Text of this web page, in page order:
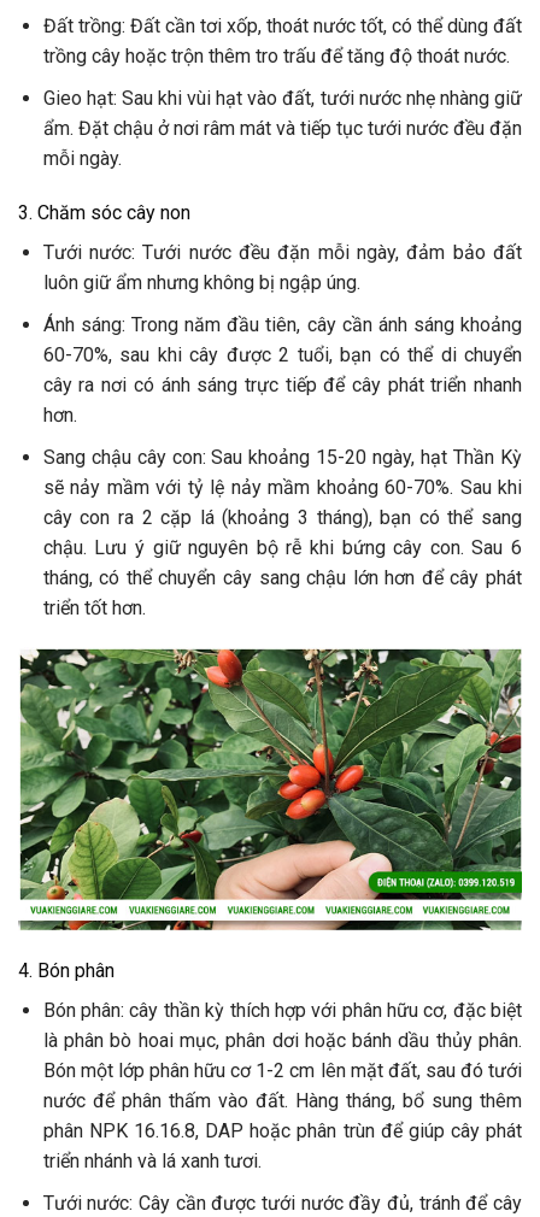
Đất trồng: Đất cần tơi xốp, thoát nước tốt, có thể dùng đất
trồng cây hoặc trộn thêm tro trấu để tăng độ thoát nước.
Gieo hạt: Sau khi vùi hạt vào đất, tưới nước nhẹ nhàng giữ
ẩm. Đặt chậu ở nơi râm mát và tiếp tục tưới nước đều đặn
mỗi ngày.
3. Chăm sóc cây non
Tưới nước: Tưới nước đều đặn mỗi ngày, đảm bảo đất
luôn giữ ẩm nhưng không bị ngập úng.
Ánh sáng: Trong năm đầu tiên, cây cần ánh sáng khoảng
60-70%, sau khi cây được 2 tuổi, bạn có thể di chuyển
cây ra nơi có ánh sáng trực tiếp để cây phát triển nhanh
hơn.
Sang chậu cây con: Sau khoảng 15-20 ngày, hạt Thần Kỳ
sẽ nảy mầm với tỷ lệ nảy mầm khoảng 60-70%. Sau khi
cây con ra 2 cặp lá (khoảng 3 tháng), bạn có thể sang
chậu. Lưu ý giữ nguyên bộ rễ khi bứng cây con. Sau 6
tháng, có thể chuyển cây sang chậu lớn hơn để cây phát
triển tốt hơn.
4. Bón phân
Bón phân: cây thần kỳ thích hợp với phân hữu cơ, đặc biệt
là phân bò hoai mục, phân dơi hoặc bánh dầu thủy phân.
Bón một lớp phân hữu cơ 1-2 cm lên mặt đất, sau đó tưới
nước để phân thấm vào đất. Hàng tháng, bổ sung thêm
phân NPK 16.16.8, DAP hoặc phân trùn để giúp cây phát
triển nhánh và lá xanh tươi.
Tưới nước: Cây cần được tưới nước đầy đủ, tránh để cây